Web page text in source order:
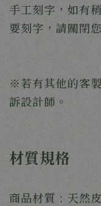
手工刻字，如有
要刻字，請關閉
※若有其他的客
訴設計師。
材質規格
商品材質 : 天然皮